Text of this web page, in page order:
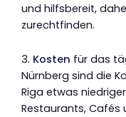
und hilfsbereit,
zurechtfinden.
3. Kosten für das
Nürnberg sind die
Riga etwas
Restaurants, Cafés